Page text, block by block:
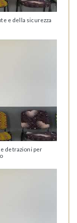
e della sicurezza
detrazioni per